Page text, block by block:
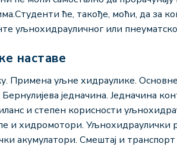
ће, такође, моћи, да за
уљнохидрауличног или
наставе
Примена уљне хидраулике.
једначина. Једначина
и степен корисности
и хидромотори.
акумулатори. Смештај и